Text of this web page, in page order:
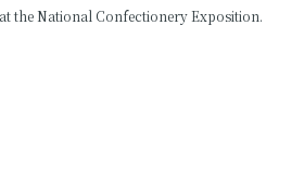
the National Confectionery Exposition.